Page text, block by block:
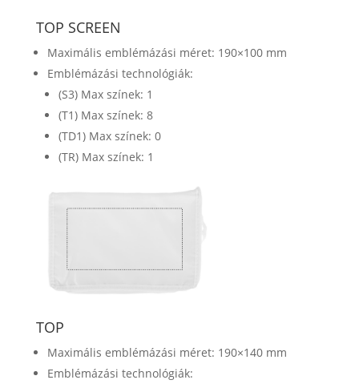
TOP SCREEN
Maximális emblémázási méret: 190×100 mm
Emblémázási technológiák:
(S3) Max színek: 1
(T1) Max színek: 8
(TD1) Max színek: 0
(TR) Max színek: 1
TOP
Maximális emblémázási méret: 190×140 mm
Emblémázási technológiák: